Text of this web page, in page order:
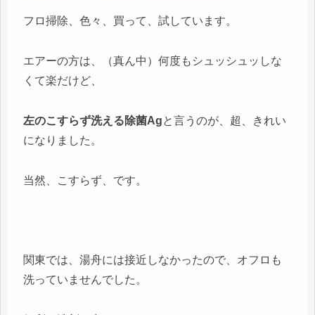
フロ掃除、色々、買って、試しています。
エアーの方は、（真ん中）何度もシュッシュッしな
くて楽だけど、
左のこすらず洗える除菌Agと言うのが、超、きれい
になりました。
当然、こすらず、です。
関東では、湯舟には接近しなかったので、オフロも
洗っていませんでした。